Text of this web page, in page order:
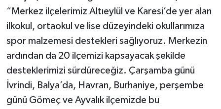
“Merkez ilçelerimiz Altıeylül ve Karesi’de yer alan
ilkokul, ortaokul ve lise düzeyindeki okullarımıza
spor malzemesi destekleri sağlıyoruz. Merkezin
ardından da 20 ilçemizi kapsayacak şekilde
desteklerimizi sürdüreceğiz. Çarşamba günü
İvrindi, Balya’da, Havran, Burhaniye, perşembe
günü Gömeç ve Ayvalık ilçemizde bu